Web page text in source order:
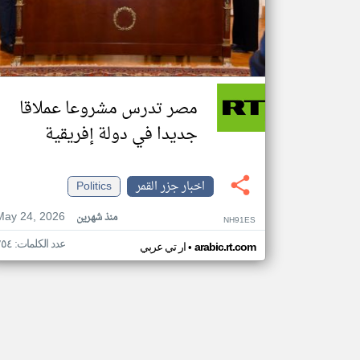
مصر تدرس مشروعا عملاقا
جديدا في دولة إفريقية
اخبار جزر القمر
Politics
24, 2026
منذ شهرين NH91ES
ار تي عربي• arabic.rt.com عدد الكلمات: ٢٥٤